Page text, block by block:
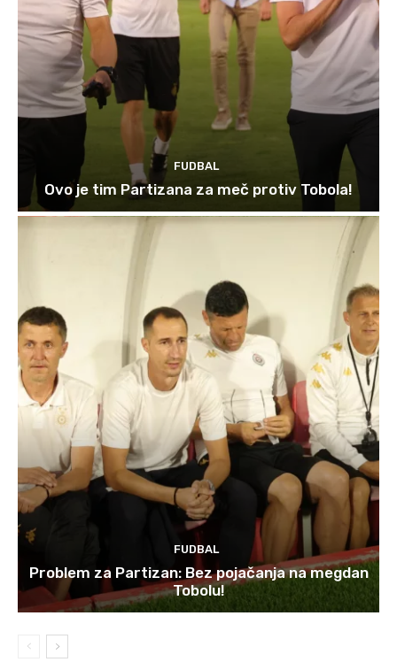
FUDBAL
Ovo je tim Partizana za meč protiv Tobola!
FUDBAL
Problem za Partizan: Bez pojačanja na megdan
Tobolu!